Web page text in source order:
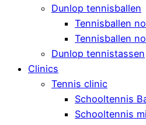
Dunlop tennisballen
Tennisballen
Tennisballen
Dunlop tennistassen
Clinics
Tennis clinic
Schooltennis
Schooltennis